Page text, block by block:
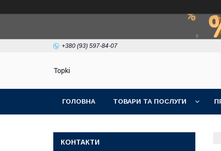
+380 (93) 597-84-07
Topki
ГОЛОВНА ТОВАРИ ТА ПОСЛУГИ
КОНТАКТИ